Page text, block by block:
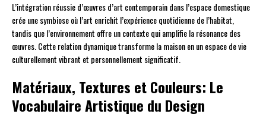
L’intégration réussie d’œuvres d’art contemporain dans l’espace domestique
crée une symbiose où l’art enrichit l’expérience quotidienne de l’habitat,
tandis que l’environnement offre un contexte qui amplifie la résonance des
œuvres. Cette relation dynamique transforme la maison en un espace de vie
culturellement vibrant et personnellement significatif.
Matériaux, Textures et Couleurs: Le
Vocabulaire Artistique du Design